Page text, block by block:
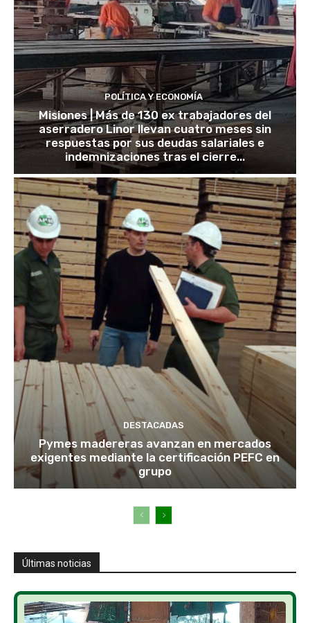
POLÍTICA Y ECONOMÍA
Misiones | Más de 130 ex trabajadores del
aserradero Linor llevan cuatro meses sin
respuestas por sus deudas salariales e
indemnizaciones tras el cierre...
DESTACADAS
Pymes madereras avanzan en mercados
exigentes mediante la certificación PEFC en
grupo
Últimas noticias